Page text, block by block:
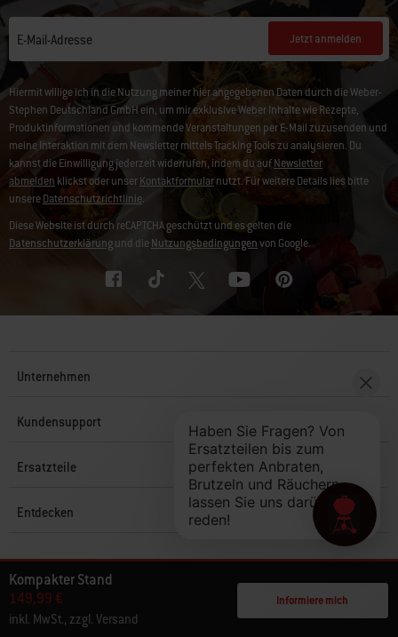
Kompakter Stand
149,99 €
inkl. MwSt., zzgl. Versand
Informiere mich
E-Mail-Adresse Jetzt anmelden
Hiermit willige ich in die Nutzung meiner hier angegebenen Daten durch die Weber-
Stephen Deutschland GmbH ein, um mir exklusive Weber Inhalte wie Rezepte,
Produktinformationen und kommende Veranstaltungen per E-Mail zuzusenden und
meine Interaktion mit dem Newsletter mittels Tracking Tools zu analysieren. Du
kannst die Einwilligung jederzeit widerrufen, indem du aufNewsletter
abmelden klickst oder unserKontaktformularnutzt. Für weitere Details lies bitte
unsereDatenschutzrichtlinie.
Diese Website ist durch reCAPTCHA geschützt und es gelten die
Datenschutzerklärungund dieNutzungsbedingungenvon Google.
Unternehmen
Kundensupport
Ersatzteile
Entdecken
© 2026 Weber. Alle Rechte vorbehalten.